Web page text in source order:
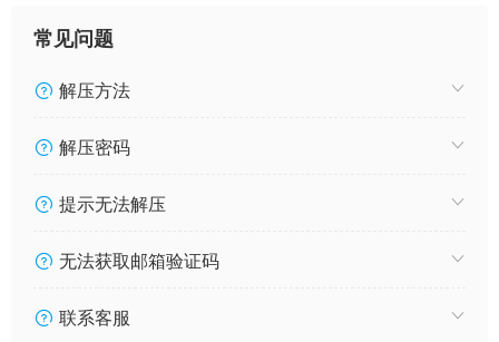
常见问题
解压方法
解压密码
提示无法解压
无法获取邮箱验证码
联系客服